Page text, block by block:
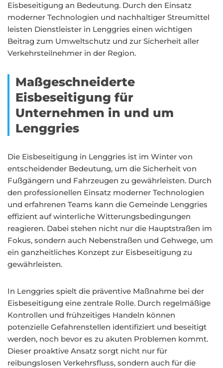
Eisbeseitigung an Bedeutung. Durch den Einsatz
moderner Technologien und nachhaltiger Streumittel
leisten Dienstleister in Lenggries einen wichtigen
Beitrag zum Umweltschutz und zur Sicherheit aller
Verkehrsteilnehmer in der Region.
Maßgeschneiderte
Eisbeseitigung für
Unternehmen in und um
Lenggries
Die Eisbeseitigung in Lenggries ist im Winter von
entscheidender Bedeutung, um die Sicherheit von
Fußgängern und Fahrzeugen zu gewährleisten. Durch
den professionellen Einsatz moderner Technologien
und erfahrenen Teams kann die Gemeinde Lenggries
effizient auf winterliche Witterungsbedingungen
reagieren. Dabei stehen nicht nur die Hauptstraßen im
Fokus, sondern auch Nebenstraßen und Gehwege, um
ein ganzheitliches Konzept zur Eisbeseitigung zu
gewährleisten.
In Lenggries spielt die präventive Maßnahme bei der
Eisbeseitigung eine zentrale Rolle. Durch regelmäßige
Kontrollen und frühzeitiges Handeln können
potenzielle Gefahrenstellen identifiziert und beseitigt
werden, noch bevor es zu akuten Problemen kommt.
Dieser proaktive Ansatz sorgt nicht nur für
reibungslosen Verkehrsfluss, sondern auch für die